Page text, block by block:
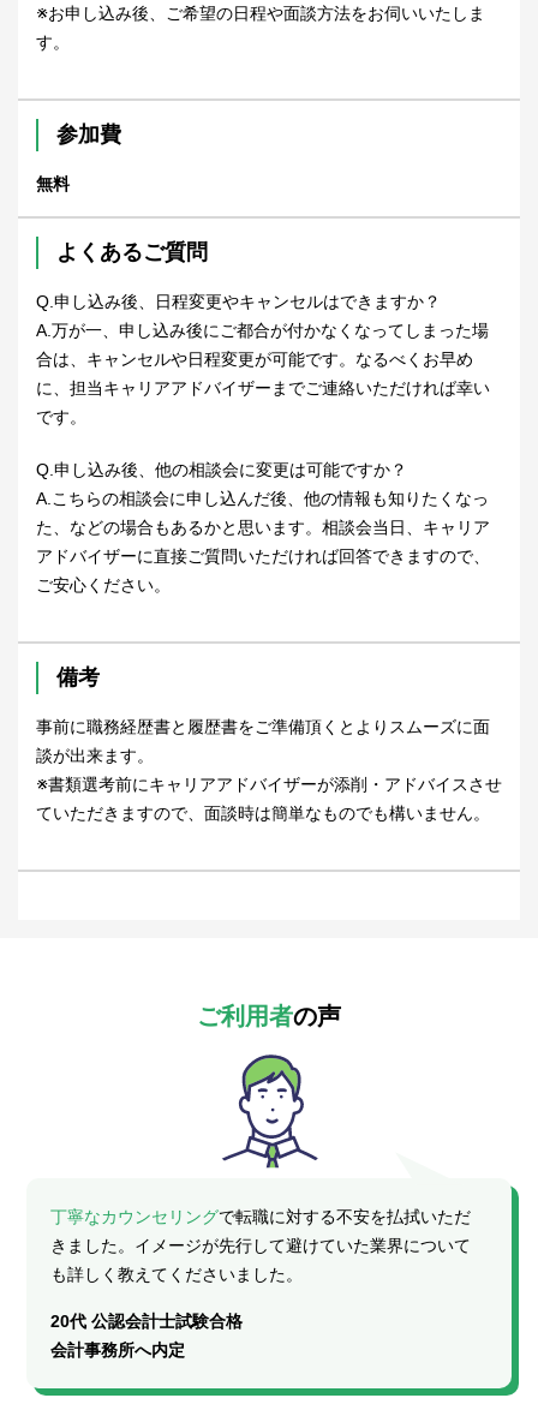
※お申し込み後、ご希望の日程や面談方法をお伺いいたしま
す。
参加費
無料
よくあるご質問
Q.申し込み後、日程変更やキャンセルはできますか？
A.万が一、申し込み後にご都合が付かなくなってしまった場
合は、キャンセルや日程変更が可能です。なるべくお早め
に、担当キャリアアドバイザーまでご連絡いただければ幸い
です。
Q.申し込み後、他の相談会に変更は可能ですか？
A.こちらの相談会に申し込んだ後、他の情報も知りたくなっ
た、などの場合もあるかと思います。相談会当日、キャリア
アドバイザーに直接ご質問いただければ回答できますので、
ご安心ください。
備考
事前に職務経歴書と履歴書をご準備頂くとよりスムーズに面
談が出来ます。
※書類選考前にキャリアアドバイザーが添削・アドバイスさせ
ていただきますので、面談時は簡単なものでも構いません。
ご利用者の声
丁寧なカウンセリングで転職に対する不安を払拭いただ
きました。イメージが先行して避けていた業界について
も詳しく教えてくださいました。
20代 公認会計士試験合格
会計事務所へ内定